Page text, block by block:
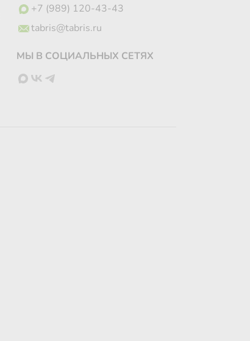
+7 (989) 120-43-43
tabris@tabris.ru
МЫ В СОЦИАЛЬНЫХ СЕТЯХ